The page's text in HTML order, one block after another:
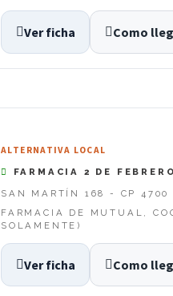
Ver ficha Como
ALTERNATIVA LOCAL
FARMACIA 2 DE FEBRERO
SAN MARTÍN 168 - CP 4700
FARMACIA DE MUTUAL,
SOLAMENTE)
Ver ficha Como